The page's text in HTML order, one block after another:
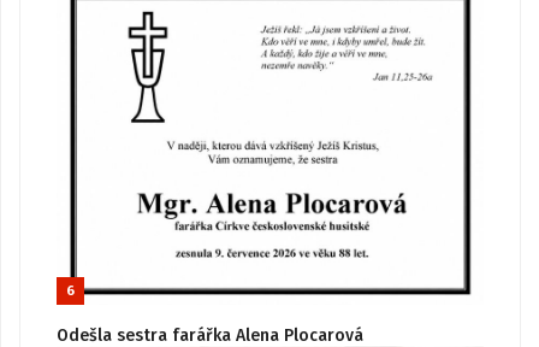
6
Odešla sestra farářka Alena Plocarová